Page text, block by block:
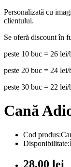
Personalizată cu
clientului.
Se oferă discount în
peste 10 buc = 26 lei/
peste 20 buc = 24 lei/
peste 30 buc = 22 lei/
Cană
Cod
28,00 lei